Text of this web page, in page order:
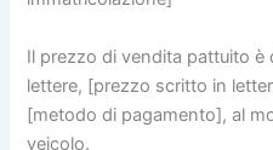
Il prezzo di vendita pattuito è
lettere, [prezzo scritto in
[metodo di pagamento], al
veicolo.